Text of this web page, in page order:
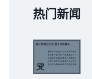
热门新闻